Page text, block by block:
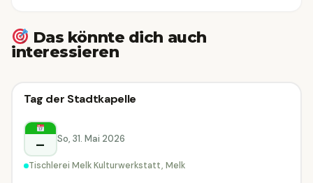
Das könnte dich auch
interessieren
Konzert
Melk
Konzert
Tag der Stadtkapelle
– So, 31. Mai 2026
Tischlerei Melk Kulturwerkstatt, Melk